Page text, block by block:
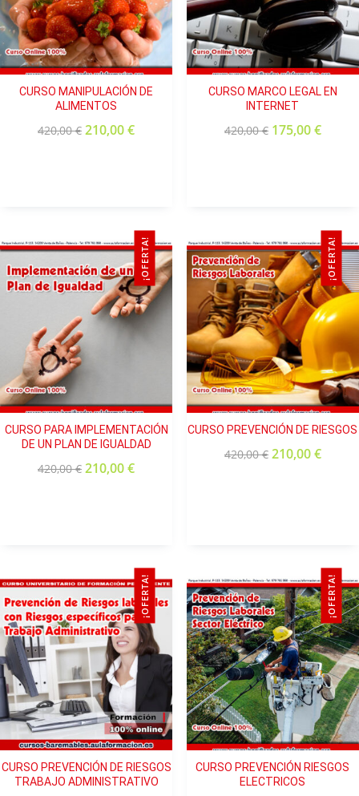
CURSO MANIPULACIÓN DE
ALIMENTOS
420,00€ 210,00€
CURSO MARCO LEGAL EN
INTERNET
420,00€ 175,00€
¡OFERTA!
CURSO PARA IMPLEMENTACIÓN
DE UN PLAN DE IGUALDAD
420,00€ 210,00€
¡OFERTA!
CURSO PREVENCIÓN DE RIESGOS
420,00€ 210,00€
¡OFERTA!
CURSO PREVENCIÓN DE RIESGOS
TRABAJO ADMINISTRATIVO
¡OFERTA!
CURSO PREVENCIÓN RIESGOS
ELECTRICOS